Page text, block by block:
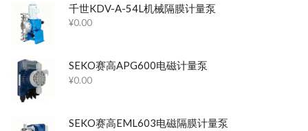
千世KDV-A-54L机械隔膜计量泵
¥0.00
SEKO赛高APG600电磁计量泵
¥0.00
SEKO赛高EML603电磁隔膜计量泵